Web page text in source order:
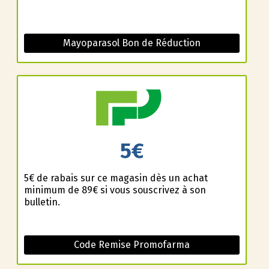
Mayoparasol Bon de Réduction
5€
5€ de rabais sur ce magasin dès un achat
minimum de 89€ si vous souscrivez à son
bulletin.
Code Remise Promofarma